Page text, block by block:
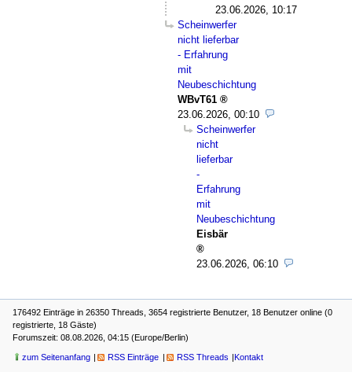
23.06.2026, 10:17
Scheinwerfer
nicht lieferbar
- Erfahrung
mit
Neubeschichtung
WBvT61
23.06.2026, 00:10
Scheinwerfer
nicht
lieferbar
-
Erfahrung
mit
Neubeschichtung
Eisbär
23.06.2026, 06:10
176492 Einträge in 26350 Threads, 3654 registrierte Benutzer, 18 Benutzer online (0
registrierte, 18 Gäste)
Forumszeit: 08.08.2026, 04:15 (Europe/Berlin)
zum Seitenanfang RSS Einträge RSS Threads Kontakt